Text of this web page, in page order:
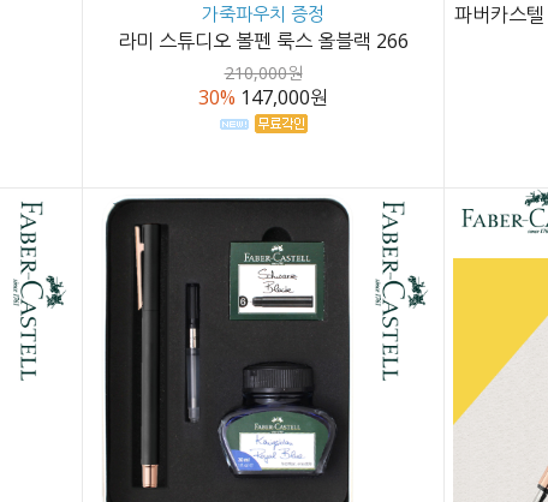
가죽파우치 증정
라미 스튜디오 볼펜 룩스 올블랙 266
210,000원
30% 147,000원
파버카스